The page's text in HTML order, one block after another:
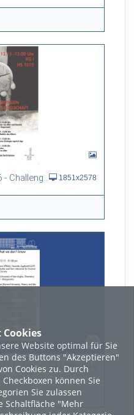
Cookies
Website optimal für Sie
des Buttons "Akzeptieren"
Cookies zu. Durch
können Sie
Sie zulassen
Schaltfläche "Mehr
FRIAS Lunch Lectures 2016 - Challenges of an Ageing Society 1851x2578
FRIAS Lunch Lectures 2016/17 - Ignorance - what we don't know 1789x2515